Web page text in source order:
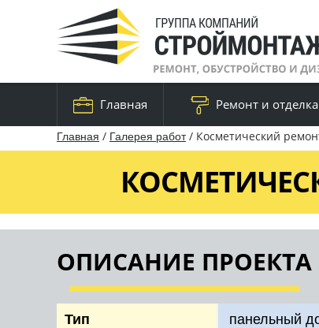
Главная Ремонт и отделка
Главная / Галерея работ/ Косметический
ОПИСАНИЕ ПРОЕКТА
Тип панельный